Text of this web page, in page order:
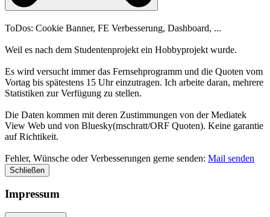
ToDos: Cookie Banner, FE Verbesserung, Dashboard, ...
Weil es nach dem Studentenprojekt ein Hobbyprojekt wurde.
Es wird versucht immer das Fernsehprogramm und die Quoten vom
Vortag bis spätestens 15 Uhr einzutragen. Ich arbeite daran, mehrere
Statistiken zur Verfügung zu stellen.
Die Daten kommen mit deren Zustimmungen von der Mediatek
View Web und von Bluesky(mschratt/ORF Quoten). Keine garantie
auf Richtikeit.
Fehler, Wünsche oder Verbesserungen gerne senden: Mail senden
Schließen
Impressum